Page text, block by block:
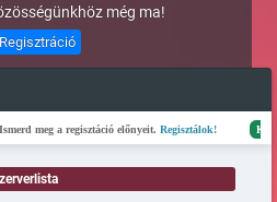
még ma!
Regisztráció
meg a regisztáció előnyeit.Regisztálok! Kész